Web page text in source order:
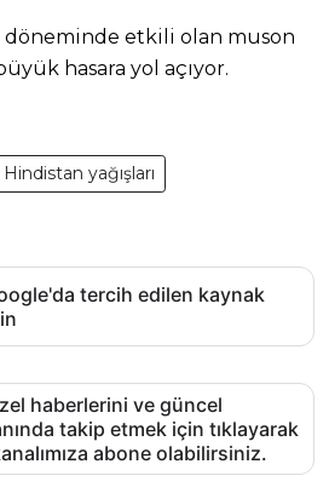
döneminde etkili olan muson
hasara yol açıyor.
Hindistan yağışları
tercih edilen kaynak
haberlerini ve güncel
takip etmek için tıklayarak
abone olabilirsiniz.